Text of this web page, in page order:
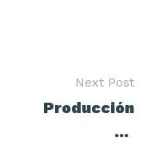
Next Post
Producción
de